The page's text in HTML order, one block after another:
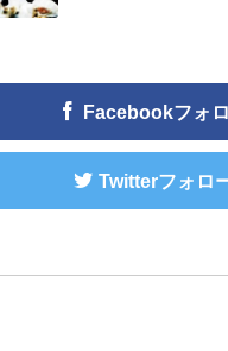
Facebookフォ
Twitterフォロ